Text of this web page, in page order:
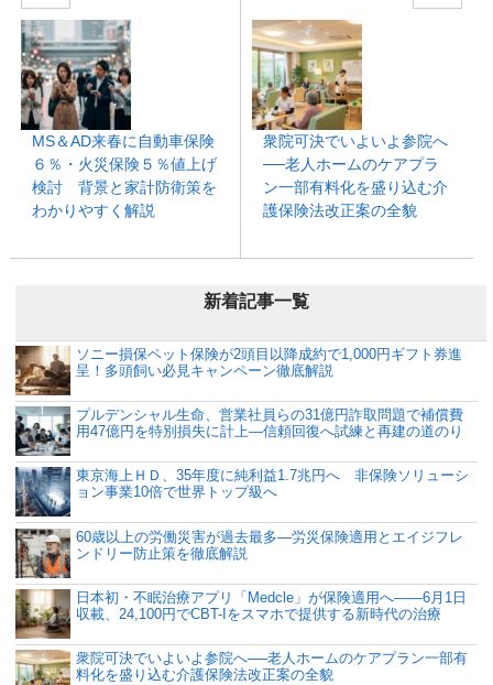
MS＆AD来春に自動車保険
６％・火災保険５％値上げ
検討 背景と家計防衛策を
わかりやすく解説
衆院可決でいよいよ参院へ
──老人ホームのケアプラ
ン一部有料化を盛り込む介
護保険法改正案の全貌
新着記事一覧
ソニー損保ペット保険が2頭目以降成約で1,000円ギフト券進
呈！多頭飼い必見キャンペーン徹底解説
プルデンシャル生命、営業社員らの31億円詐取問題で補償費
用47億円を特別損失に計上―信頼回復へ試練と再建の道のり
東京海上ＨＤ、35年度に純利益1.7兆円へ 非保険ソリューシ
ョン事業10倍で世界トップ級へ
60歳以上の労働災害が過去最多―労災保険適用とエイジフレ
ンドリー防止策を徹底解説
日本初・不眠治療アプリ「Medcle」が保険適用へ――6月1日
収載、24,100円でCBT-Iをスマホで提供する新時代の治療
衆院可決でいよいよ参院へ──老人ホームのケアプラン一部有
料化を盛り込む介護保険法改正案の全貌